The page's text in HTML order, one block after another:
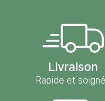
Livraison
Rapide et